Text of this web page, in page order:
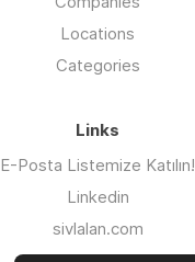
Locations
Categories
Links
E-Posta Listemize Katılın!
Linkedin
sivlalan.com